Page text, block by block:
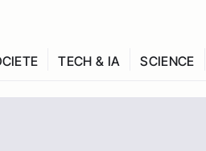
TECH & IA SCIENCE